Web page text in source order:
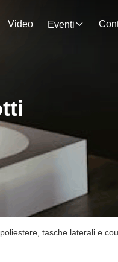
Video Eventi
tasche laterali e